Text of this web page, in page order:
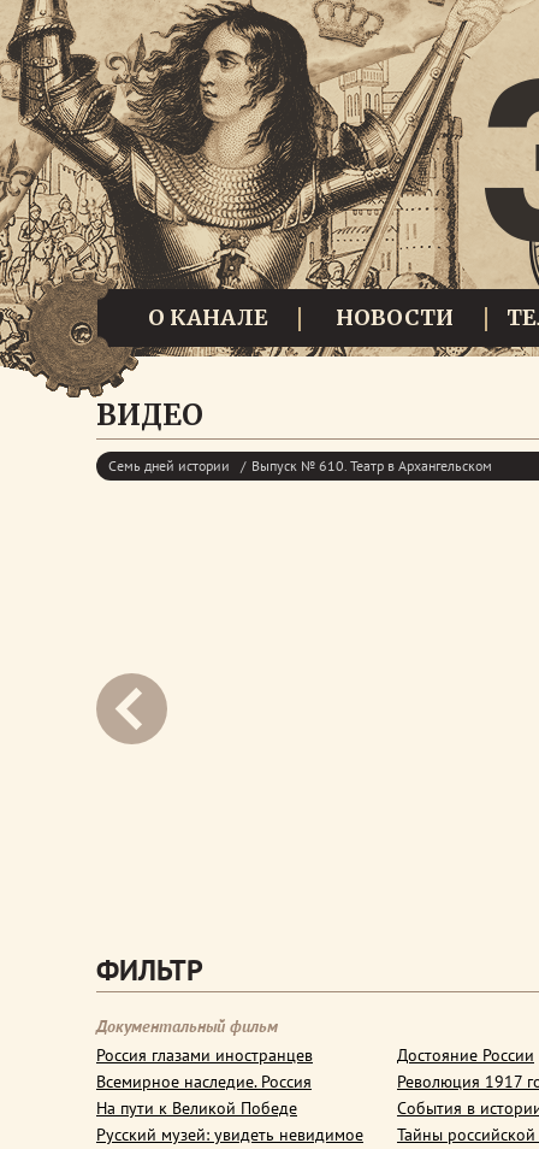
О КАНАЛЕ НОВОСТИ
ВИДЕО
Семь дней истории Выпуск № 610. Театр в Архангельском
ФИЛЬТР
Документальный фильм
Россия глазами иностранцев
Всемирное наследие. Россия
На пути к Великой Победе
Русский музей: увидеть невидимое
Достояние России
Революция 1917
События в
Тайны